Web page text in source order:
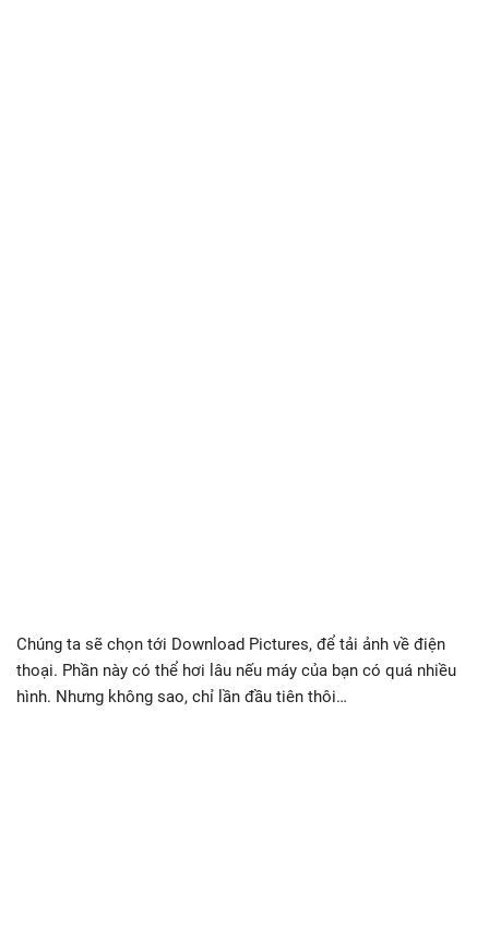
Chúng ta sẽ chọn tới Download Pictures, để tải ảnh về điện
thoại. Phần này có thể hơi lâu nếu máy của bạn có quá nhiều
hình. Nhưng không sao, chỉ lần đầu tiên thôi…